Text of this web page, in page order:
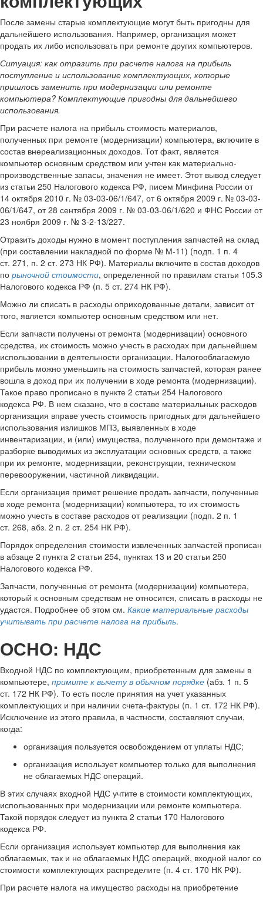
После замены старые комплектующие могут быть пригодны для
дальнейшего использования. Например, организация может
продать их либо использовать при ремонте других компьютеров.
Ситуация: как отразить при расчете налога на прибыль
поступление и использование комплектующих, которые
пришлось заменить при модернизации или ремонте
компьютера? Комплектующие пригодны для дальнейшего
использования.
При расчете налога на прибыль стоимость материалов,
полученных при ремонте (модернизации) компьютера, включите в
состав внереализационных доходов. Тот факт, является
компьютер основным средством или учтен как материально-
производственные запасы, значения не имеет. Этот вывод следует
из статьи 250 Налогового кодекса РФ, писем Минфина России от
14 октября 2010 г. № 03-03-06/1/647, от 6 октября 2009 г. № 03-03-
06/1/647, от 28 сентября 2009 г. № 03-03-06/1/620 и ФНС России от
23 ноября 2009 г. № 3-2-13/227.
Отразить доходы нужно в момент поступления запчастей на склад
(при составлении накладной по форме № М-11) (подп. 1 п. 4
ст. 271, п. 2 ст. 273 НК РФ). Материалы включите в состав доходов
по рыночной стоимости, определенной по правилам статьи 105.3
Налогового кодекса РФ (п. 5 ст. 274 НК РФ).
Можно ли списать в расходы оприходованные детали, зависит от
того, является компьютер основным средством или нет.
Если запчасти получены от ремонта (модернизации) основного
средства, их стоимость можно учесть в расходах при дальнейшем
использовании в деятельности организации. Налогооблагаемую
прибыль можно уменьшить на стоимость запчастей, которая ранее
вошла в доход при их получении в ходе ремонта (модернизации).
Такое право прописано в пункте 2 статьи 254 Налогового
кодекса РФ. В нем сказано, что в составе материальных расходов
организация вправе учесть стоимость пригодных для дальнейшего
использования излишков МПЗ, выявленных в ходе
инвентаризации, и (или) имущества, полученного при демонтаже и
разборке выводимых из эксплуатации основных средств, а также
при их ремонте, модернизации, реконструкции, техническом
перевооружении, частичной ликвидации.
Если организация примет решение продать запчасти, полученные
в ходе ремонта (модернизации) компьютера, то их стоимость
можно учесть в составе расходов от реализации (подп. 2 п. 1
ст. 268, абз. 2 п. 2 ст. 254 НК РФ).
Порядок определения стоимости извлеченных запчастей прописан
в абзаце 2 пункта 2 статьи 254, пунктах 13 и 20 статьи 250
Налогового кодекса РФ.
Запчасти, полученные от ремонта (модернизации) компьютера,
который к основным средствам не относится, списать в расходы не
удастся. Подробнее об этом см. Какие материальные расходы
учитывать при расчете налога на прибыль.
ОСНО: НДС
Входной НДС по комплектующим, приобретенным для замены в
компьютере, примите к вычету в обычном порядке (абз. 1 п. 5
ст. 172 НК РФ). То есть после принятия на учет указанных
комплектующих и при наличии счета-фактуры (п. 1 ст. 172 НК РФ).
Исключение из этого правила, в частности, составляют случаи,
когда:
организация пользуется освобождением от уплаты НДС;
организация использует компьютер только для выполнения
не облагаемых НДС операций.
В этих случаях входной НДС учтите в стоимости комплектующих,
использованных при модернизации или ремонте компьютера.
Такой порядок следует из пункта 2 статьи 170 Налогового
кодекса РФ.
Если организация использует компьютер для выполнения как
облагаемых, так и не облагаемых НДС операций, входной налог со
стоимости комплектующих распределите (п. 4 ст. 170 НК РФ).
При расчете налога на имущество расходы на приобретение